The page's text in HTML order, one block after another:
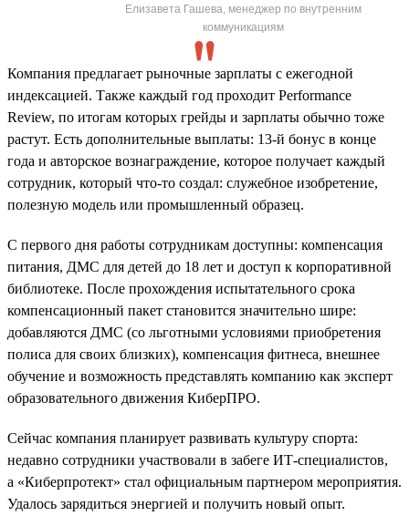
Елизавета Гашева, менеджер по внутренним
коммуникациям
Компания предлагает рыночные зарплаты с ежегодной
индексацией. Также каждый год проходит Performance
Review, по итогам которых грейды и зарплаты обычно тоже
растут. Есть дополнительные выплаты: 13-й бонус в конце
года и авторское вознаграждение, которое получает каждый
сотрудник, который что-то создал: служебное изобретение,
полезную модель или промышленный образец.
С первого дня работы сотрудникам доступны: компенсация
питания, ДМС для детей до 18 лет и доступ к корпоративной
библиотеке. После прохождения испытательного срока
компенсационный пакет становится значительно шире:
добавляются ДМС (со льготными условиями приобретения
полиса для своих близких), компенсация фитнеса, внешнее
обучение и возможность представлять компанию как эксперт
образовательного движения КиберПРО.
Сейчас компания планирует развивать культуру спорта:
недавно сотрудники участвовали в забеге ИТ-специалистов,
а «Киберпротект» стал официальным партнером мероприятия.
Удалось зарядиться энергией и получить новый опыт.